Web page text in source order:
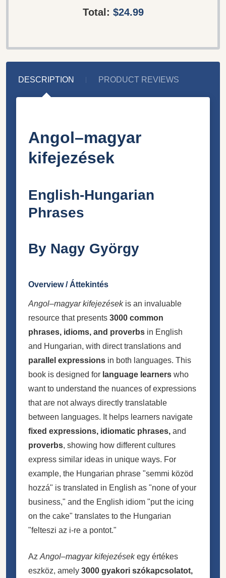
Total: $24.99
DESCRIPTION PRODUCT REVIEWS
Angol–magyar
kifejezések
English-Hungarian
Phrases
By Nagy György
Overview / Áttekintés
Angol–magyar kifejezésekis an invaluable
resource that presents 3000 common
phrases, idioms, and proverbs in English
and Hungarian, with direct translations and
parallel expressions in both languages. This
book is designed for language learners who
want to understand the nuances of expressions
that are not always directly translatable
between languages. It helps learners navigate
fixed expressions, idiomatic phrases, and
proverbs, showing how different cultures
express similar ideas in unique ways. For
example, the Hungarian phrase "semmi közöd
hozzá" is translated in English as "none of your
business," and the English idiom "put the icing
on the cake" translates to the Hungarian
"felteszi az i-re a pontot."
Az Angol–magyar kifejezésekegy értékes
eszköz, amely 3000 gyakori szókapcsolatot,